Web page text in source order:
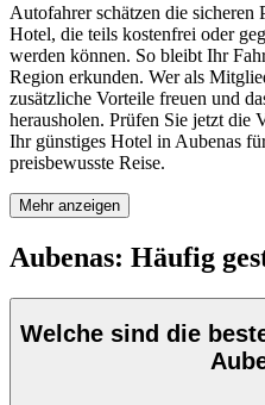
Autofahrer schätzen die
Hotel, die teils kostenfrei oder
werden können. So bleibt Ihr
Region erkunden. Wer als
zusätzliche Vorteile freuen und
herausholen. Prüfen Sie jetzt die
Ihr günstiges Hotel in Aubenas
preisbewusste Reise.
Mehr anzeigen
Aubenas: Häufig
Welche sind die